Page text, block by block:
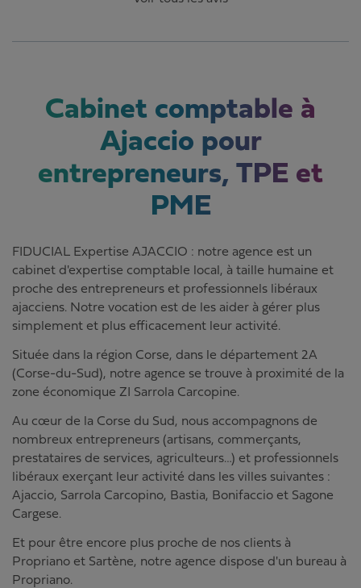
Cabinet comptable à
Ajaccio pour
entrepreneurs, TPE et
PME
FIDUCIAL Expertise AJACCIO : notre agence est un
cabinet d'expertise comptable local, à taille humaine et
proche des entrepreneurs et professionnels libéraux
ajacciens. Notre vocation est de les aider à gérer plus
simplement et plus efficacement leur activité.
Située dans la région Corse, dans le département 2A
(Corse-du-Sud), notre agence se trouve à proximité de la
zone économique ZI Sarrola Carcopine.
Au cœur de la Corse du Sud, nous accompagnons de
nombreux entrepreneurs (artisans, commerçants,
prestataires de services, agriculteurs…) et professionnels
libéraux exerçant leur activité dans les villes suivantes :
Ajaccio, Sarrola Carcopino, Bastia, Bonifaccio et Sagone
Cargese.
Et pour être encore plus proche de nos clients à
Propriano et Sartène, notre agence dispose d'un bureau à
Propriano.